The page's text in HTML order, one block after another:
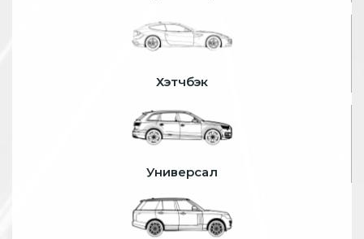
Хэтчбэк
Универсал